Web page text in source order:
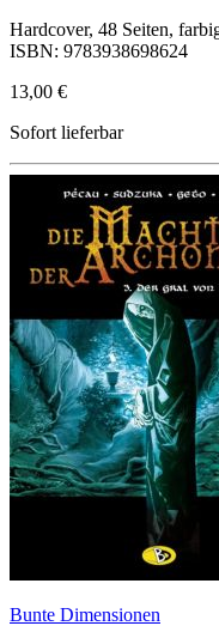
Hardcover, 48 Seiten,
ISBN: 9783938698624
13,00 €
Sofort lieferbar
Bunte Dimensionen